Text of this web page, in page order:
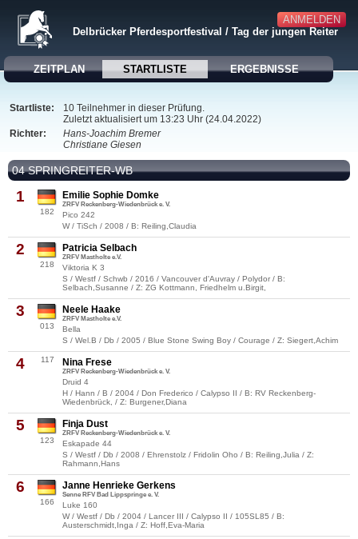
ANMELDEN
Delbrücker Pferdesportfestival / Tag der jungen Reiter
ZEITPLAN STARTLISTE ERGEBNISSE
Startliste:
10 Teilnehmer in dieser Prüfung.
Zuletzt aktualisiert um 13:23 Uhr (24.04.2022)
Richter:
Hans-Joachim Bremer
Christiane Giesen
04 SPRINGREITER-WB
1
182
Emilie Sophie Domke
ZRFV Reckenberg-Wiedenbrück e. V.
Pico 242
W / TiSch / 2008 / B: Reiling,Claudia
2
218
Patricia Selbach
ZRFV Mastholte e.V.
Viktoria K 3
S / Westf / Schwb / 2016 / Vancouver d'Auvray / Polydor / B:
Selbach,Susanne / Z: ZG Kottmann, Friedhelm u.Birgit,
3
013
Neele Haake
ZRFV Mastholte e.V.
Bella
S / Wel.B / Db / 2005 / Blue Stone Swing Boy / Courage / Z: Siegert,Achim
4 117 Nina Frese
ZRFV Reckenberg-Wiedenbrück e. V.
Druid 4
H / Hann / B / 2004 / Don Frederico / Calypso II / B: RV Reckenberg-
Wiedenbrück, / Z: Burgener,Diana
5
123
Finja Dust
ZRFV Reckenberg-Wiedenbrück e. V.
Eskapade 44
S / Westf / Db / 2008 / Ehrenstolz / Fridolin Oho / B: Reiling,Julia / Z:
Rahmann,Hans
6
166
Janne Henrieke Gerkens
Senne RFV Bad Lippspringe e. V.
Luke 160
W / Westf / Db / 2004 / Lancer III / Calypso II / 105SL85 / B:
Austerschmidt,Inga / Z: Hoff,Eva-Maria